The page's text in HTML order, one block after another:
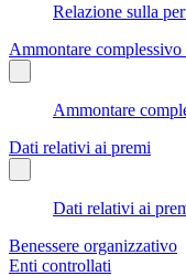
Relazione sulla
Ammontare complessivo
Ammontare
Dati relativi ai premi
Dati relativi ai
Benessere organizzativo
Enti controllati